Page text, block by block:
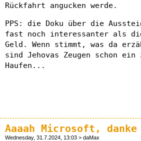
Rückfahrt angucken werde.
PPS: die Doku über die
fast noch interessanter als
Geld. Wenn stimmt, was da
sind Jehovas Zeugen schon
Haufen...
Aaaah Microsoft,
Wednesday, 31.7.2024, 13:03 > daMax